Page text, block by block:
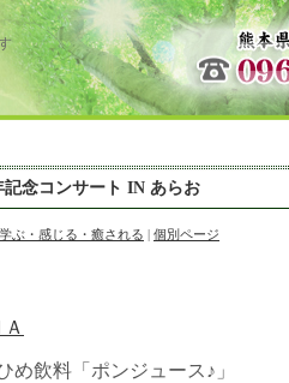
念コンサート IN あらお
ぶ・感じる・癒される | 個別ページ
め飲料「ポンジュース♪」